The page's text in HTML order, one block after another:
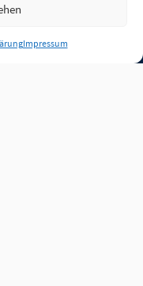
Impressum
Quellen